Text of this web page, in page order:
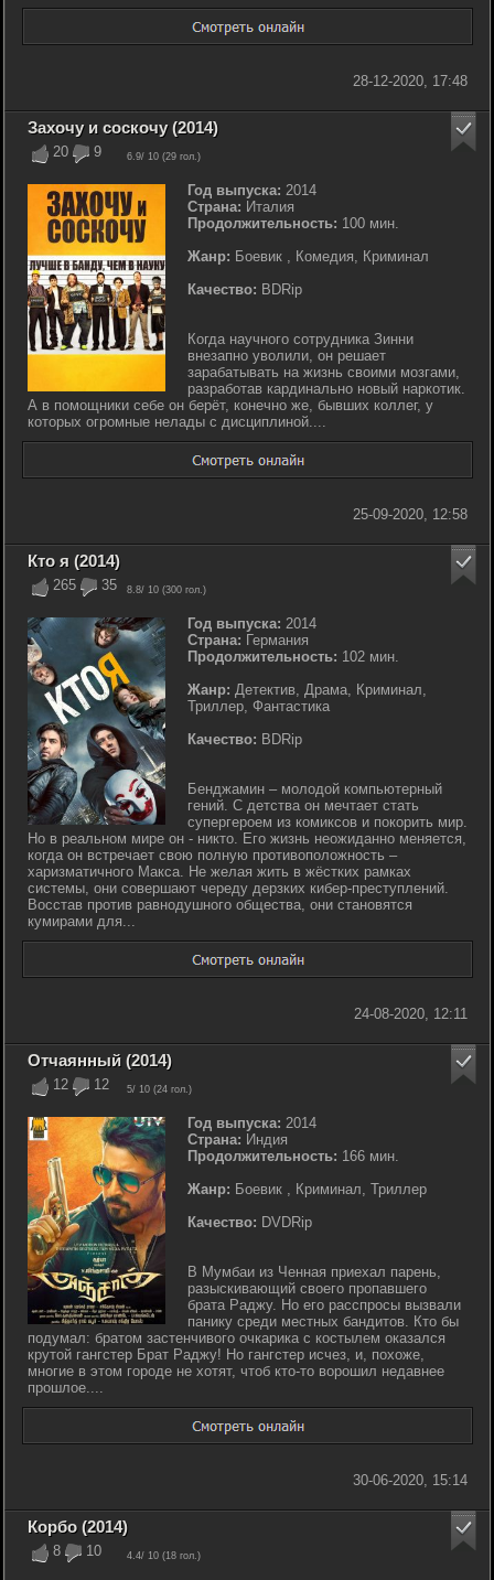
28-12-2020, 17:48
20 9 6.9/ 10 (29 гол.)
Захочу и соскочу (2014)
Год выпуска: 2014
Страна: Италия
Продолжительность: 100 мин.
Жанр: Боевик , Комедия, Криминал
Качество: BDRip
Когда научного сотрудника Зинни
внезапно уволили, он решает
зарабатывать на жизнь своими мозгами,
разработав кардинально новый наркотик.
А в помощники себе он берёт, конечно же, бывших коллег, у
которых огромные нелады с дисциплиной....
25-09-2020, 12:58
265 35 8.8/ 10 (300 гол.)
Кто я (2014)
Год выпуска: 2014
Страна: Германия
Продолжительность: 102 мин.
Жанр: Детектив, Драма, Криминал,
Триллер, Фантастика
Качество: BDRip
Бенджамин – молодой компьютерный
гений. С детства он мечтает стать
супергероем из комиксов и покорить мир.
Но в реальном мире он - никто. Его жизнь неожиданно меняется,
когда он встречает свою полную противоположность –
харизматичного Макса. Не желая жить в жёстких рамках
системы, они совершают череду дерзких кибер-преступлений.
Восстав против равнодушного общества, они становятся
кумирами для...
24-08-2020, 12:11
12 12 5/ 10 (24 гол.)
Отчаянный (2014)
Год выпуска: 2014
Страна: Индия
Продолжительность: 166 мин.
Жанр: Боевик , Криминал, Триллер
Качество: DVDRip
В Мумбаи из Ченная приехал парень,
разыскивающий своего пропавшего
брата Раджу. Но его расспросы вызвали
панику среди местных бандитов. Кто бы
подумал: братом застенчивого очкарика с костылем оказался
крутой гангстер Брат Раджу! Но гангстер исчез, и, похоже,
многие в этом городе не хотят, чтоб кто-то ворошил недавнее
прошлое....
30-06-2020, 15:14
8 10 4.4/ 10 (18 гол.)
Корбо (2014)